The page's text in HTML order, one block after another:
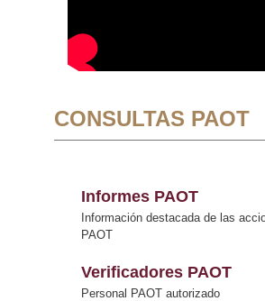
CONSULTAS PAOT
Informes PAOT
Información destacada de las
PAOT
Verificadores PAOT
Personal PAOT autorizado